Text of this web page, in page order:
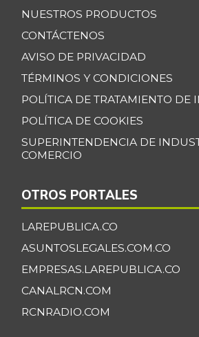
NUESTROS PRODUCTOS
CONTÁCTENOS
AVISO DE PRIVACIDAD
TÉRMINOS Y CONDICIONES
POLÍTICA DE TRATAMIENTO DE
POLÍTICA DE COOKIES
SUPERINTENDENCIA DE
COMERCIO
OTROS PORTALES
LAREPUBLICA.CO
ASUNTOSLEGALES.COM.CO
EMPRESAS.LAREPUBLICA.CO
CANALRCN.COM
RCNRADIO.COM